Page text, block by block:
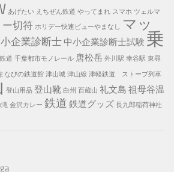
あげたい えちぜん鉄道 やってまれ スマホ ツェルマ
ー切符 ホリデー快速ビューやまなし マッ
企業診断士 中小企業診断士試験 乗
道 千葉都市モノレール 唐松岳 外川駅 幸谷駅 東尋
なびの鉄道館 津山城 津山線 津軽鉄道 ストーブ列車
登山用品 登山靴 白州 百蔵山 礼文島 祖母谷温
金沢カレー 鉄道 鉄道グッズ 長九郎稲荷神社